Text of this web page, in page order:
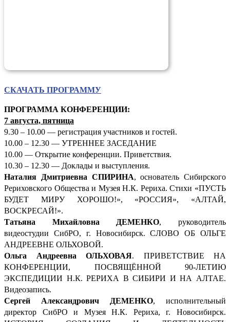
СКАЧАТЬ ПРОГРАММУ
ПРОГРАММА КОНФЕРЕНЦИИ:
7 августа, пятница
9.30 – 10.00 — регистрация участников и гостей.
10.00 – 12.30 — УТРЕННЕЕ ЗАСЕДАНИЕ
10.00 — Открытие конференции. Приветствия.
10.30 – 12.30 — Доклады и выступления.
Наталия Дмитриевна СПИРИНА, основатель Сибирского
Рериховского Общества и Музея Н.К. Рериха. Стихи «ПУСТЬ
БУДЕТ МИРУ ХОРОШО!», «РОССИЯ», «АЛТАЙ,
ВОСКРЕСАЙ!».
Татьяна Михайловна ДЕМЕНКО, руководитель
видеостудии СибРО, г. Новосибирск. СЛОВО ОБ ОЛЬГЕ
АНДРЕЕВНЕ ОЛЬХОВОЙ.
Ольга Андреевна ОЛЬХОВАЯ. ПРИВЕТСТВИЕ НА
КОНФЕРЕНЦИИ, ПОСВЯЩЁННОЙ 90-ЛЕТИЮ
ЭКСПЕДИЦИИ Н.К. РЕРИХА В СИБИРИ И НА АЛТАЕ.
Видеозапись.
Сергей Александрович ДЕМЕНКО, исполнительный
директор СибРО и Музея Н.К. Рериха, г. Новосибирск.